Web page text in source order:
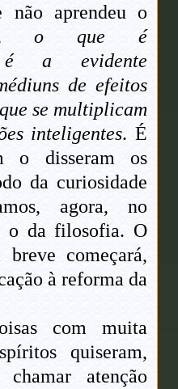
não aprendeu o
o que é
é a evidente
de efeitos
se multiplicam
inteligentes. É
o disseram os
da curiosidade
agora, no
o da filosofia. O
começará,
à reforma da
com muita
quiseram,
chamar atenção